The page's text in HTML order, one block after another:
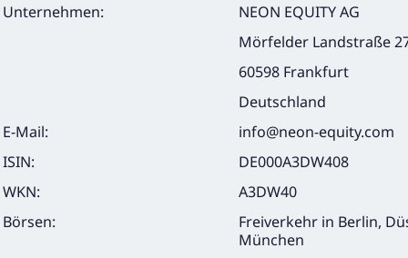
Unternehmen:
NEON EQUITY AG
Mörfelder Landstraße
60598 Frankfurt
Deutschland
E-Mail:
info@neon-equity.com
ISIN:
DE000A3DW408
WKN:
A3DW40
Börsen:
Freiverkehr in Berlin,
München